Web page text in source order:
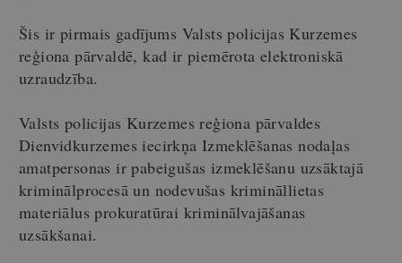
Šis ir pirmais gadījums Valsts policijas Kurzemes
reģiona pārvaldē, kad ir piemērota elektroniskā
uzraudzība.
Valsts policijas Kurzemes reģiona pārvaldes
Dienvidkurzemes iecirkņa Izmeklēšanas nodaļas
amatpersonas ir pabeigušas izmeklēšanu uzsāktajā
kriminālprocesā un nodevušas krimināllietas
materiālus prokuratūrai kriminālvajāšanas
uzsākšanai.